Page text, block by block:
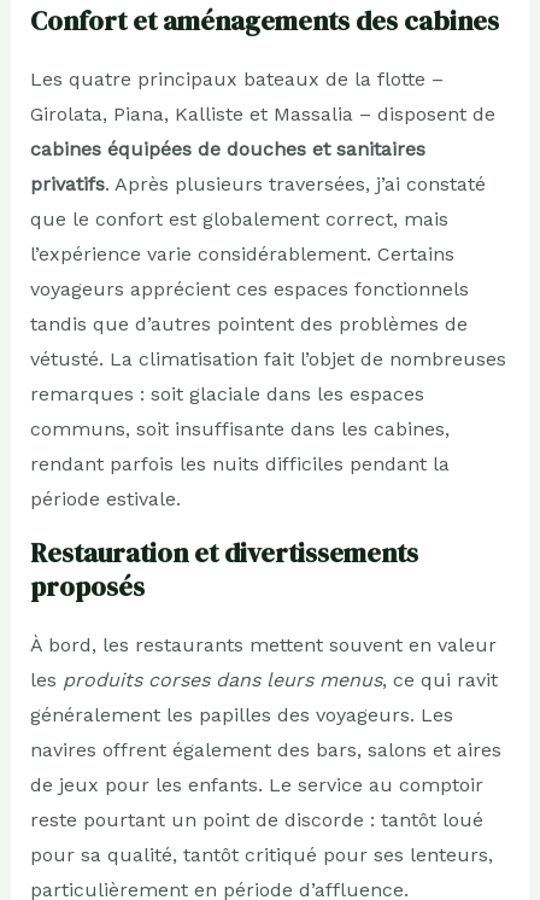
Confort et aménagements des cabines
Les quatre principaux bateaux de la flotte –
Girolata, Piana, Kalliste et Massalia – disposent de
cabines équipées de douches et sanitaires
privatifs. Après plusieurs traversées, j’ai constaté
que le confort est globalement correct, mais
l’expérience varie considérablement. Certains
voyageurs apprécient ces espaces fonctionnels
tandis que d’autres pointent des problèmes de
vétusté. La climatisation fait l’objet de nombreuses
remarques : soit glaciale dans les espaces
communs, soit insuffisante dans les cabines,
rendant parfois les nuits difficiles pendant la
période estivale.
Restauration et divertissements
proposés
À bord, les restaurants mettent souvent en valeur
les produits corses dans leurs menus, ce qui ravit
généralement les papilles des voyageurs. Les
navires offrent également des bars, salons et aires
de jeux pour les enfants. Le service au comptoir
reste pourtant un point de discorde : tantôt loué
pour sa qualité, tantôt critiqué pour ses lenteurs,
particulièrement en période d’affluence.